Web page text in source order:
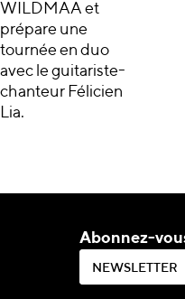
WILDMAA et
prépare une
tournée en duo
avec le guitariste-
chanteur Félicien
Lia.
Abonnez-
N EWS ETT E R
NEWSLETTER